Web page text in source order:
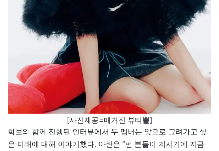
[사진제공=매거진 뷰티쁠]
화보와 함께 진행된 인터뷰에서 두 멤버는 앞으로 그려가고 싶
은 미래에 대해 이야기했다. 아린은 “팬 분들이 계시기에 지금